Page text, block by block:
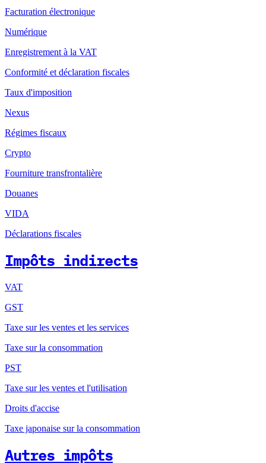
Facturation électronique
Numérique
Enregistrement à la VAT
Conformité et déclaration fiscales
Taux d'imposition
Nexus
Régimes fiscaux
Crypto
Fourniture transfrontalière
Douanes
VIDA
Déclarations fiscales
Impôts indirects
VAT
GST
Taxe sur les ventes et les services
Taxe sur la consommation
PST
Taxe sur les ventes et l'utilisation
Droits d'accise
Taxe japonaise sur la consommation
Autres impôts